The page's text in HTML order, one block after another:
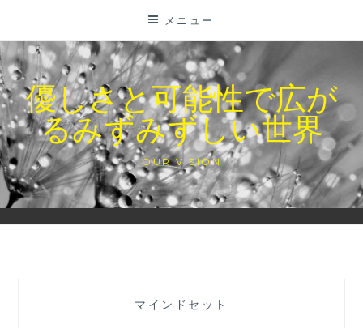
テ
ン
ツ
に
ス
キ
ッ
プ
メニュー
優しさと可能性で広が
るみずみずしい世界
OUR VISION
— マインドセット —